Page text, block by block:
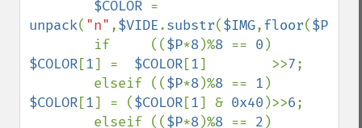
$COLOR
unpack( "n" ,$VIDE.substr($IMG,floor($P
        if     ((
$P*8)%8 == 0
$COLOR[1] = $COLOR[1]        >>7;
        elseif ((
$P*8)%8 == 1
$COLOR[1] = ($COLOR[1] & 0x40 )>>6;
        elseif ((
$P*8)%8 == 2